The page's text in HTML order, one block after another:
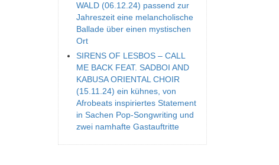
WALD (06.12.24) passend zur
Jahreszeit eine melancholische
Ballade über einen mystischen
Ort
SIRENS OF LESBOS – CALL
ME BACK FEAT. SADBOI AND
KABUSA ORIENTAL CHOIR
(15.11.24) ein kühnes, von
Afrobeats inspiriertes Statement
in Sachen Pop-Songwriting und
zwei namhafte Gastauftritte